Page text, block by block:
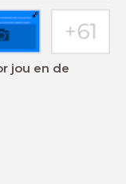
jou en de